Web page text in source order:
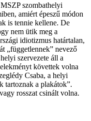
szombathelyi
amiért épeszű módon
is tennie kellene. De
nem ütik meg a
idiotizmus határtalan,
„függetlennek” nevező
szervezete áll a
követtek volna
Csaba, a helyi
tartoznak a plakátok”.
rosszat csinált volna.